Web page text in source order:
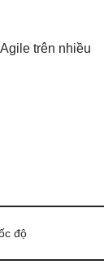
trên nhiều
độ